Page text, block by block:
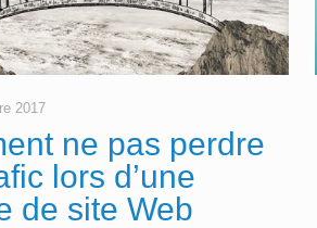
2017
ne pas perdre
lors d’une
de site Web